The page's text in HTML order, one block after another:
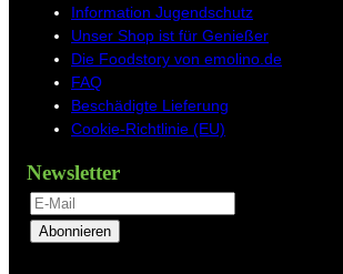
Information Jugendschutz
Unser Shop ist für Genießer
Die Foodstory von emolino.de
FAQ
Beschädigte Lieferung
Cookie-Richtlinie (EU)
Newsletter
Abonnieren